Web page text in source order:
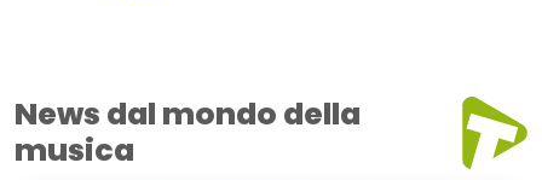
News dal mondo della
musica